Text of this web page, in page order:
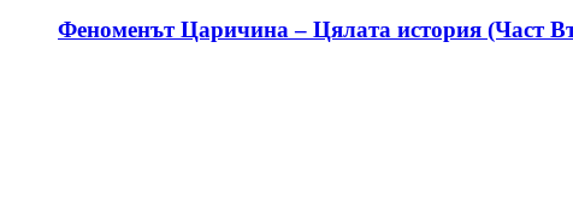
Феноменът Царичина – Цялата история (Част